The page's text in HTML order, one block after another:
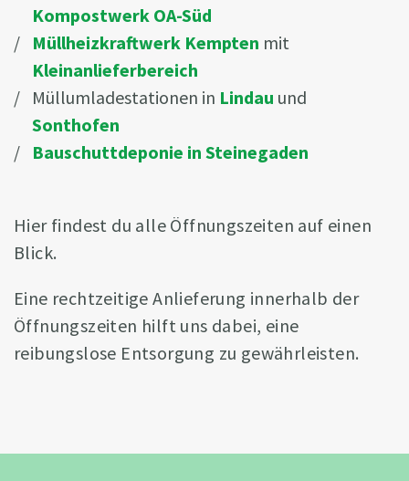
Kompostwerk OA-Süd
Müllheizkraftwerk Kempten mit
Kleinanlieferbereich
Müllumladestationen in Lindau und
Sonthofen
Bauschuttdeponie in Steinegaden
Hier findest du alle Öffnungszeiten auf einen
Blick.
Eine rechtzeitige Anlieferung innerhalb der
Öffnungszeiten hilft uns dabei, eine
reibungslose Entsorgung zu gewährleisten.